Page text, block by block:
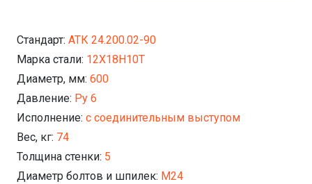
Стандарт: АТК 24.200.02-90
Марка стали: 12Х18Н10Т
Диаметр, мм: 600
Давление: Ру 6
Исполнение: с соединительным выступом
Вес, кг: 74
Толщина стенки: 5
Диаметр болтов и шпилек: М24